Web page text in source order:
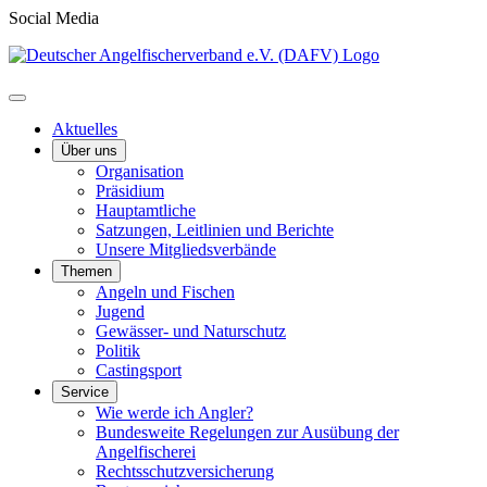
Social Media
Aktuelles
Über uns
Organisation
Präsidium
Hauptamtliche
Satzungen, Leitlinien und Berichte
Unsere Mitgliedsverbände
Themen
Angeln und Fischen
Jugend
Gewässer- und Naturschutz
Politik
Castingsport
Service
Wie werde ich Angler?
Bundesweite Regelungen zur Ausübung der
Angelfischerei
Rechtsschutzversicherung